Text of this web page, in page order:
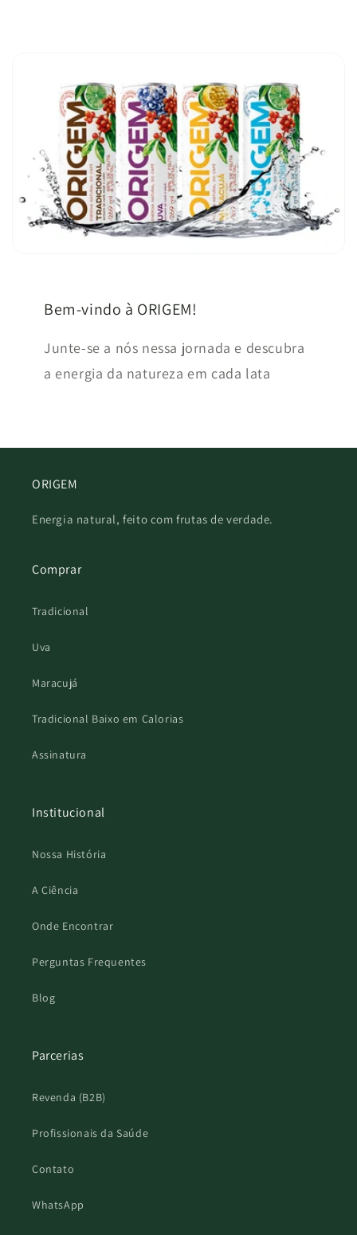
Bem-vindo à ORIGEM!
Junte-se a nós nessa jornada e descubra
a energia da natureza em cada lata
ORIGEM
Energia natural, feito com frutas de verdade.
Comprar
Tradicional
Uva
Maracujá
Tradicional Baixo em Calorias
Assinatura
Institucional
Nossa História
A Ciência
Onde Encontrar
Perguntas Frequentes
Blog
Parcerias
Revenda (B2B)
Profissionais da Saúde
Contato
WhatsApp